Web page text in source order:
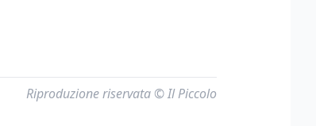
Riproduzione riservata © Il Piccolo